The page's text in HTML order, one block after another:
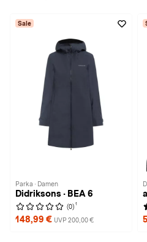
Sale
Parka · Damen
Didriksons · BEA 6
(0) 1
148,99 € UVP 200,00 €